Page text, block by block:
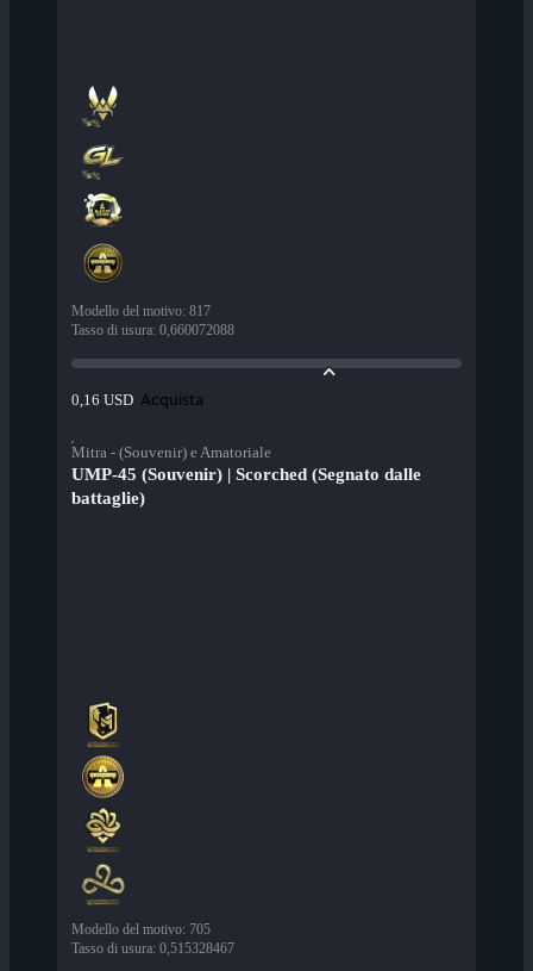
Modello del motivo: 817
Tasso di usura: 0,660072088
0,16 USD Acquista
Mitra - (Souvenir) e Amatoriale
UMP-45 (Souvenir) | Scorched (Segnato dalle
battaglie)
Modello del motivo: 705
Tasso di usura: 0,515328467